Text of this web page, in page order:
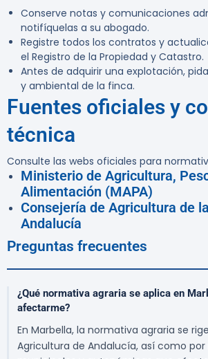
Conserve notas y comunicaciones
notifíquelas a su abogado.
Registre todos los contratos y
el Registro de la Propiedad y Catastro.
Antes de adquirir una explotación,
y ambiental de la finca.
Fuentes oficiales y
técnica
Consulte las webs oficiales para
Ministerio de Agricultura,
Alimentación (MAPA)
Consejería de Agricultura de
Andalucía
Preguntas frecuentes
¿Qué normativa agraria se aplica en
afectarme?
En Marbella, la normativa agraria se
Agricultura de Andalucía, así como